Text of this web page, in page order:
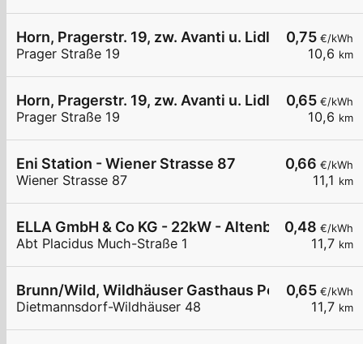
0,75 €/kWh
10,6 km
Horn, Pragerstr. 19, zw. Avanti u. Lidl
Prager Straße 19
0,65 €/kWh
10,6 km
Horn, Pragerstr. 19, zw. Avanti u. Lidl
Prager Straße 19
0,66 €/kWh
11,1 km
Eni Station - Wiener Strasse 87
Wiener Strasse 87
0,48 €/kWh
11,7 km
ELLA GmbH & Co KG - 22kW - Altenburg -
Abt Placidus Much-Straße 1
0,65 €/kWh
11,7 km
Brunn/Wild, Wildhäuser Gasthaus Powisch
Dietmannsdorf-Wildhäuser 48